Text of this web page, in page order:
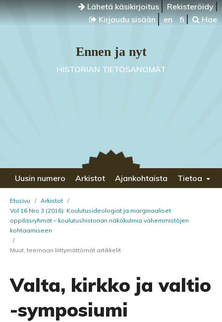
Lähetä käsikirjoitus
Rekisteröidy
Kirjaudu sisään
en fi Hae
Ennen ja nyt
HISTORIAN TIETOSANOMAT
Uusin numero Arkistot Ajankohtaista Tietoa
Etusivu / Arkistot /
Vol 16 Nro 3 (2016): Koulutusideologiat ja marginaaliset
oppilasryhmät – koulutushistorian näkökulmia vähemmistöjen
kohtaamiseen
/
Muut, teemaan liittymättömät artikkelit
Valta, kirkko ja valtio
-symposiumi